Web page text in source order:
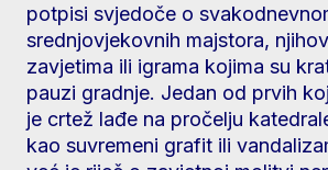
potpisi svjedoče o
srednjovjekovnih majstora,
zavjetima ili igrama kojima su
pauzi gradnje. Jedan od prvih
je crtež lađe na pročelju
kao suvremeni grafit ili